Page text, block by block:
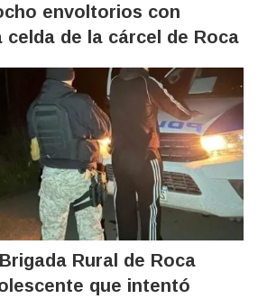
envoltorios con
celda de la cárcel de Roca
Rural de Roca
que intentó